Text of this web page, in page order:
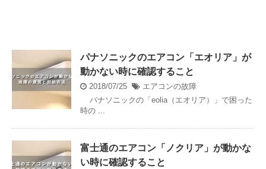
パナソニックのエアコン「エオリア」が
動かない時に確認すること
2018/07/25
エアコンの故障
パナソニックの「eolia（エオリア）」で困った
時の ...
富士通のエアコン「ノクリア」が動かな
い時に確認すること